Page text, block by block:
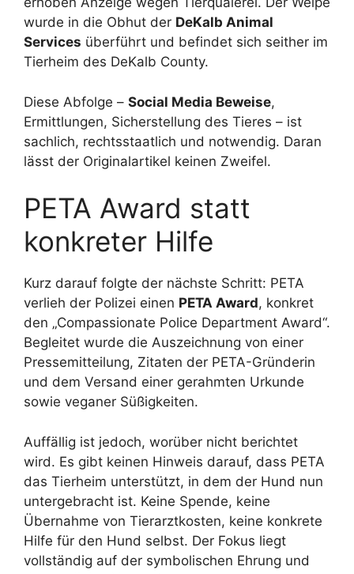
wurde in die Obhut der DeKalb Animal
Services überführt und befindet sich seither im
Tierheim des DeKalb County.
Diese Abfolge – Social Media Beweise,
Ermittlungen, Sicherstellung des Tieres – ist
sachlich, rechtsstaatlich und notwendig. Daran
lässt der Originalartikel keinen Zweifel.
PETA Award statt
konkreter Hilfe
Kurz darauf folgte der nächste Schritt: PETA
verlieh der Polizei einen PETA Award, konkret
den „Compassionate Police Department Award“.
Begleitet wurde die Auszeichnung von einer
Pressemitteilung, Zitaten der PETA-Gründerin
und dem Versand einer gerahmten Urkunde
sowie veganer Süßigkeiten.
Auffällig ist jedoch, worüber nicht berichtet
wird. Es gibt keinen Hinweis darauf, dass PETA
das Tierheim unterstützt, in dem der Hund nun
untergebracht ist. Keine Spende, keine
Übernahme von Tierarztkosten, keine konkrete
Hilfe für den Hund selbst. Der Fokus liegt
vollständig auf der symbolischen Ehrung und